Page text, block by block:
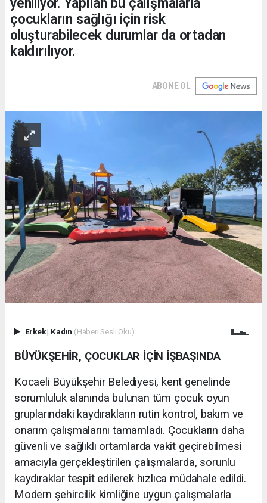
çocukların sağlığı için risk
oluşturabilecek durumlar da ortadan
kaldırılıyor.
ABONE OL
Erkek| Kadın (Haberi Sesli Oku)
BÜYÜKŞEHİR, ÇOCUKLAR İÇİN İŞBAŞINDA
Kocaeli Büyükşehir Belediyesi, kent genelinde
sorumluluk alanında bulunan tüm çocuk oyun
gruplarındaki kaydırakların rutin kontrol, bakım ve
onarım çalışmalarını tamamladı. Çocukların daha
güvenli ve sağlıklı ortamlarda vakit geçirebilmesi
amacıyla gerçekleştirilen çalışmalarda, sorunlu
kaydıraklar tespit edilerek hızlıca müdahale edildi.
Modern şehircilik kimliğine uygun çalışmalarla